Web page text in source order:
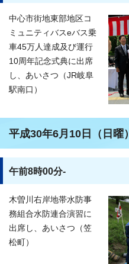
中心市街地東部地区コ
ミュニティバスeバス乗
車45万人達成及び運行
10周年記念式典に出席
し、あいさつ（JR岐阜
駅南口）
平成30年6月10日（日曜）
午前8時00分-
木曽川右岸地帯水防事
務組合水防連合演習に
出席し、あいさつ（笠
松町）